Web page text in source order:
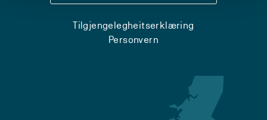
Tilgjengelegheitserklæring
Personvern